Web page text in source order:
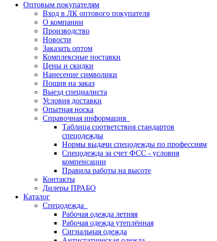
Оптовым покупателям
Вход в ЛК оптового покупателя
О компании
Производство
Новости
Заказать оптом
Комплексные поставки
Цены и скидки
Нанесение символики
Пошив на заказ
Выезд специалиста
Условия доставки
Опытная носка
Справочная информация
Таблица соответствия стандартов
спецодежды
Нормы выдачи спецодежды по профессиям
Спецодежда за счет ФСС - условия
компенсации
Правила работы на высоте
Контакты
Дилеры ПРАБО
Каталог
Спецодежда
Рабочая одежда летняя
Рабочая одежда утеплённая
Сигнальная одежда